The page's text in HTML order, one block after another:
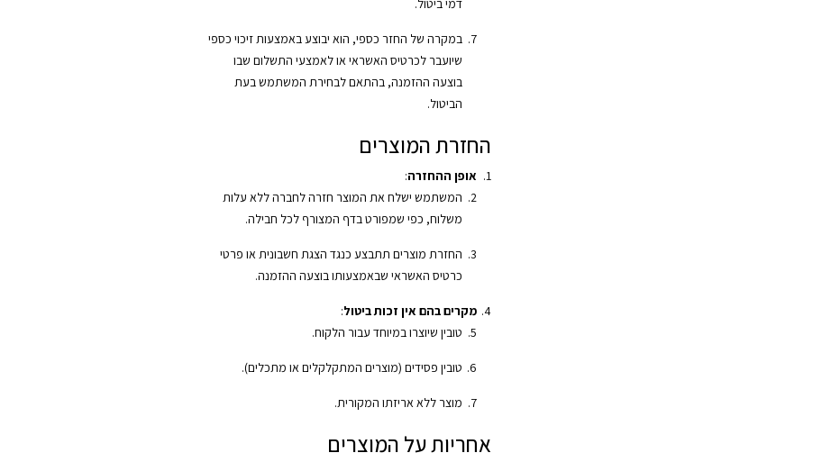
דמי ביטול.
במקרה של החזר כספי, הוא יבוצע באמצעות זיכוי כספי
שיועבר לכרטיס האשראי או לאמצעי התשלום שבו
בוצעה ההזמנה, בהתאם לבחירת המשתמש בעת
הביטול.
החזרת המוצרים
אופן ההחזרה:
המשתמש ישלח את המוצר חזרה לחברה ללא עלות
משלוח, כפי שמפורט בדף המצורף לכל חבילה.
החזרת מוצרים תתבצע כנגד הצגת חשבונית או פרטי
כרטיס האשראי שבאמצעותו בוצעה ההזמנה.
מקרים בהם אין זכות ביטול:
טובין שיוצרו במיוחד עבור הלקוח.
טובין פסידים (מוצרים המתקלקלים או מתכלים).
מוצר ללא אריזתו המקורית.
אחריות על המוצרים